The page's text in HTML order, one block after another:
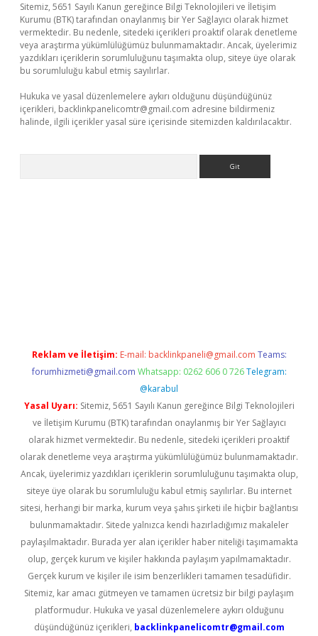
Sitemiz, 5651 Sayılı Kanun gereğince Bilgi Teknolojileri ve İletişim
Kurumu (BTK) tarafından onaylanmış bir Yer Sağlayıcı olarak hizmet
vermektedir. Bu nedenle, sitedeki içerikleri proaktif olarak denetleme
veya araştırma yükümlülüğümüz bulunmamaktadır. Ancak, üyelerimiz
yazdıkları içeriklerin sorumluluğunu taşımakta olup, siteye üye olarak
bu sorumluluğu kabul etmiş sayılırlar.
Hukuka ve yasal düzenlemelere aykırı olduğunu düşündüğünüz
içerikleri, backlinkpanelicomtr@gmail.com adresine bildirmeniz
halinde, ilgili içerikler yasal süre içerisinde sitemizden kaldırılacaktır.
Reklam ve İletişim: E-mail: backlinkpaneli@gmail.com Teams:
forumhizmeti@gmail.com Whatsapp: 0262 606 0 726 Telegram:
@karabul
Yasal Uyarı: Sitemiz, 5651 Sayılı Kanun gereğince Bilgi Teknolojileri
ve İletişim Kurumu (BTK) tarafından onaylanmış bir Yer Sağlayıcı
olarak hizmet vermektedir. Bu nedenle, sitedeki içerikleri proaktif
olarak denetleme veya araştırma yükümlülüğümüz bulunmamaktadır.
Ancak, üyelerimiz yazdıkları içeriklerin sorumluluğunu taşımakta olup,
siteye üye olarak bu sorumluluğu kabul etmiş sayılırlar. Bu internet
sitesi, herhangi bir marka, kurum veya şahıs şirketi ile hiçbir bağlantısı
bulunmamaktadır. Sitede yalnızca kendi hazırladığımız makaleler
paylaşılmaktadır. Burada yer alan içerikler haber niteliği taşımamakta
olup, gerçek kurum ve kişiler hakkında paylaşım yapılmamaktadır.
Gerçek kurum ve kişiler ile isim benzerlikleri tamamen tesadüfidir.
Sitemiz, kar amacı gütmeyen ve tamamen ücretsiz bir bilgi paylaşım
platformudur. Hukuka ve yasal düzenlemelere aykırı olduğunu
düşündüğünüz içerikleri, backlinkpanelicomtr@gmail.com